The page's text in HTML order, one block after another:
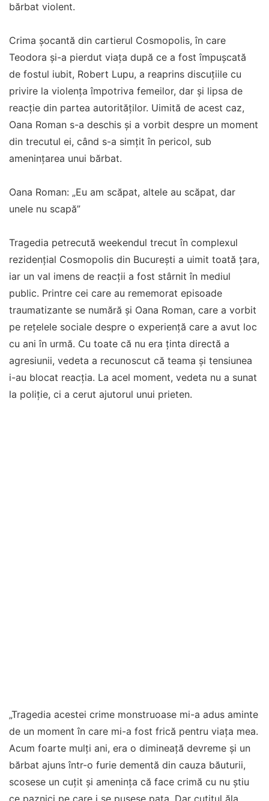
bărbat violent.
Crima șocantă din cartierul Cosmopolis, în care
Teodora și-a pierdut viața după ce a fost împușcată
de fostul iubit, Robert Lupu, a reaprins discuțiile cu
privire la violența împotriva femeilor, dar și lipsa de
reacție din partea autorităților. Uimită de acest caz,
Oana Roman s-a deschis și a vorbit despre un moment
din trecutul ei, când s-a simțit în pericol, sub
amenințarea unui bărbat.
Oana Roman: „Eu am scăpat, altele au scăpat, dar
unele nu scapă”
Tragedia petrecută weekendul trecut în complexul
rezidențial Cosmopolis din București a uimit toată țara,
iar un val imens de reacții a fost stârnit în mediul
public. Printre cei care au rememorat episoade
traumatizante se numără și Oana Roman, care a vorbit
pe rețelele sociale despre o experiență care a avut loc
cu ani în urmă. Cu toate că nu era ținta directă a
agresiunii, vedeta a recunoscut că teama și tensiunea
i-au blocat reacția. La acel moment, vedeta nu a sunat
la poliție, ci a cerut ajutorul unui prieten.
„Tragedia acestei crime monstruoase mi-a adus aminte
de un moment în care mi-a fost frică pentru viața mea.
Acum foarte mulți ani, era o dimineață devreme și un
bărbat ajuns într-o furie dementă din cauza băuturii,
scosese un cuțit și amenința că face crimă cu nu știu
ce paznici pe care i se pusese pata. Dar cuțitul ăla